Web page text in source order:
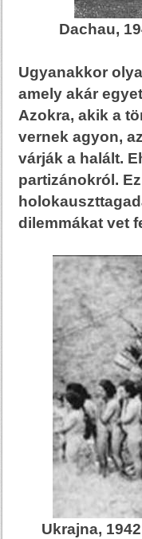
Dachau,
Ugyanakkor
amely akár
Azokra, akik a
vernek agyon,
várják a halált.
partizánokról.
dilemmákat vet
Ukrajna,